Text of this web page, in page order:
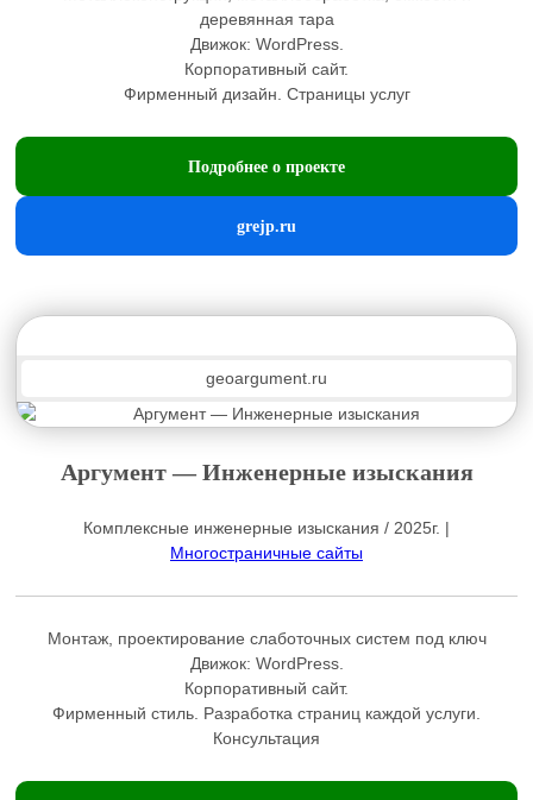
деревянная тара
Движок: WordPress.
Корпоративный сайт.
Фирменный дизайн. Страницы услуг
Подробнее о проекте
grejp.ru
geoargument.ru
Аргумент — Инженерные изыскания
Комплексные инженерные изыскания / 2025г. |
Многостраничные сайты
Монтаж, проектирование слаботочных систем под ключ
Движок: WordPress.
Корпоративный сайт.
Фирменный стиль. Разработка страниц каждой услуги.
Консультация